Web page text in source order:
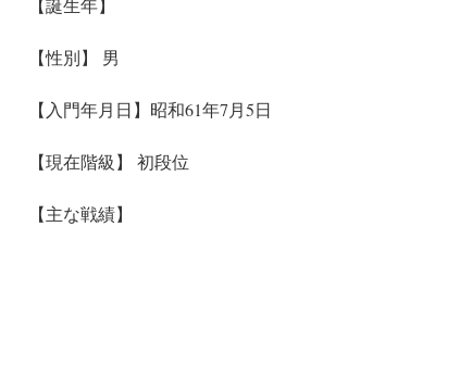
【誕生年】
【性別】 男
【入門年月日】昭和61年7月5日
【現在階級】 初段位
【主な戦績】